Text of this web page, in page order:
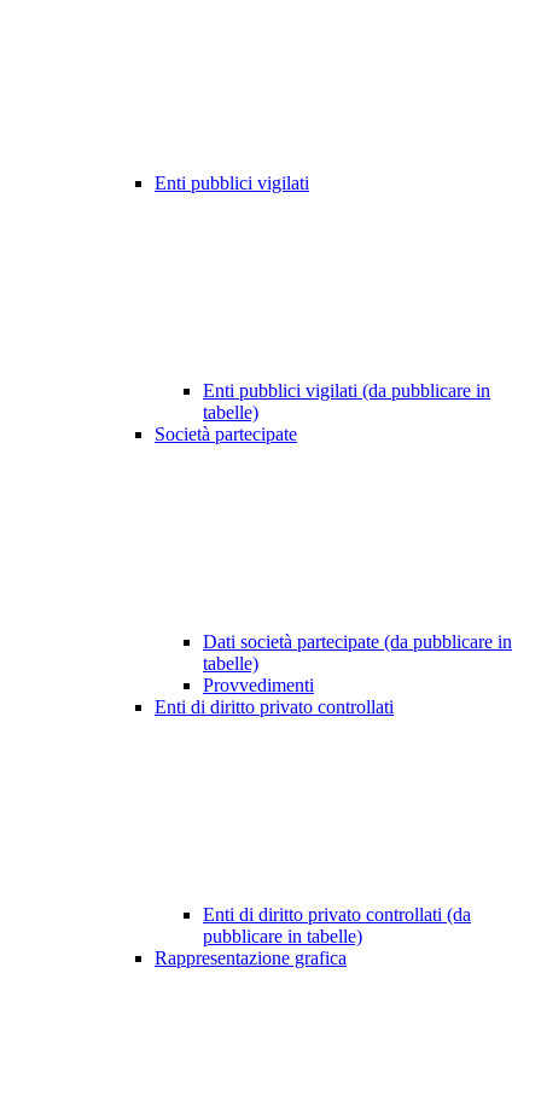
Enti pubblici vigilati
Enti pubblici vigilati (da pubblicare in
tabelle)
Società partecipate
Dati società partecipate (da pubblicare in
tabelle)
Provvedimenti
Enti di diritto privato controllati
Enti di diritto privato controllati (da
pubblicare in tabelle)
Rappresentazione grafica